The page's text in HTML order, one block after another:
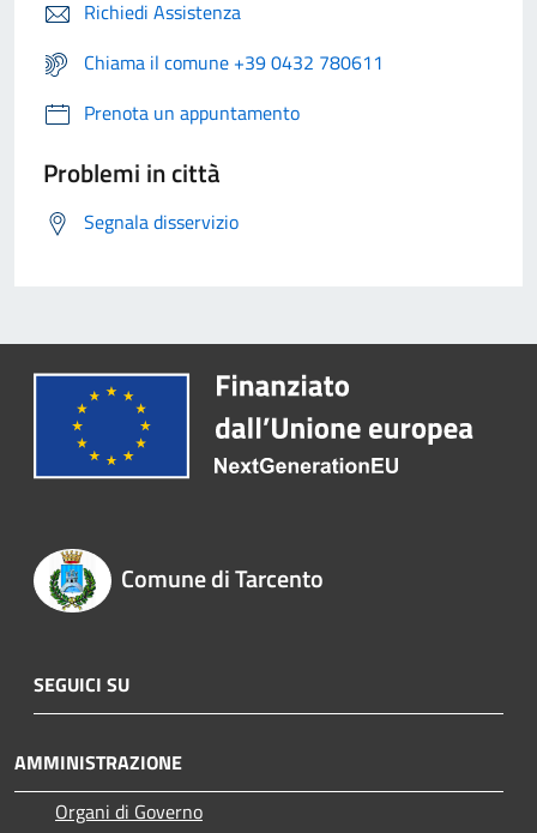
Richiedi Assistenza
Chiama il comune +39 0432 780611
Prenota un appuntamento
Problemi in città
Segnala disservizio
Comune di Tarcento
SEGUICI SU
AMMINISTRAZIONE
Organi di Governo